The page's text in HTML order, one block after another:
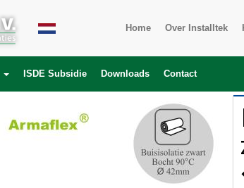
Home Over Installtek
ISDE Subsidie Downloads Contact